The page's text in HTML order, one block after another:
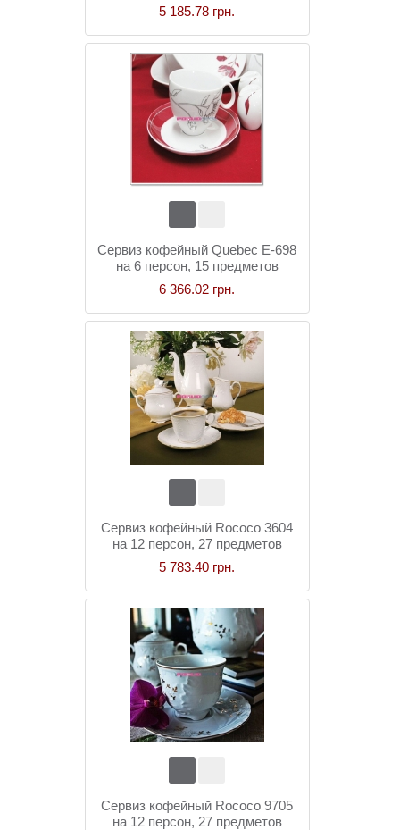
5 185.78 грн.
Сервиз кофейный Quebec E-698
на 6 персон, 15 предметов
6 366.02 грн.
Сервиз кофейный Rococo 3604
на 12 персон, 27 предметов
5 783.40 грн.
Сервиз кофейный Rococo 9705
на 12 персон, 27 предметов